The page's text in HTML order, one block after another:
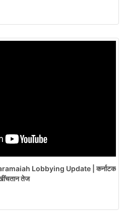
Lobbying Update | कर्नाटक
तेज